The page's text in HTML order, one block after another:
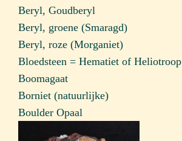
Beryl, Goudberyl
Beryl, groene (Smaragd)
Beryl, roze (Morganiet)
Bloedsteen = Hematiet of Heliotroop
Boomagaat
Borniet (natuurlijke)
Boulder Opaal